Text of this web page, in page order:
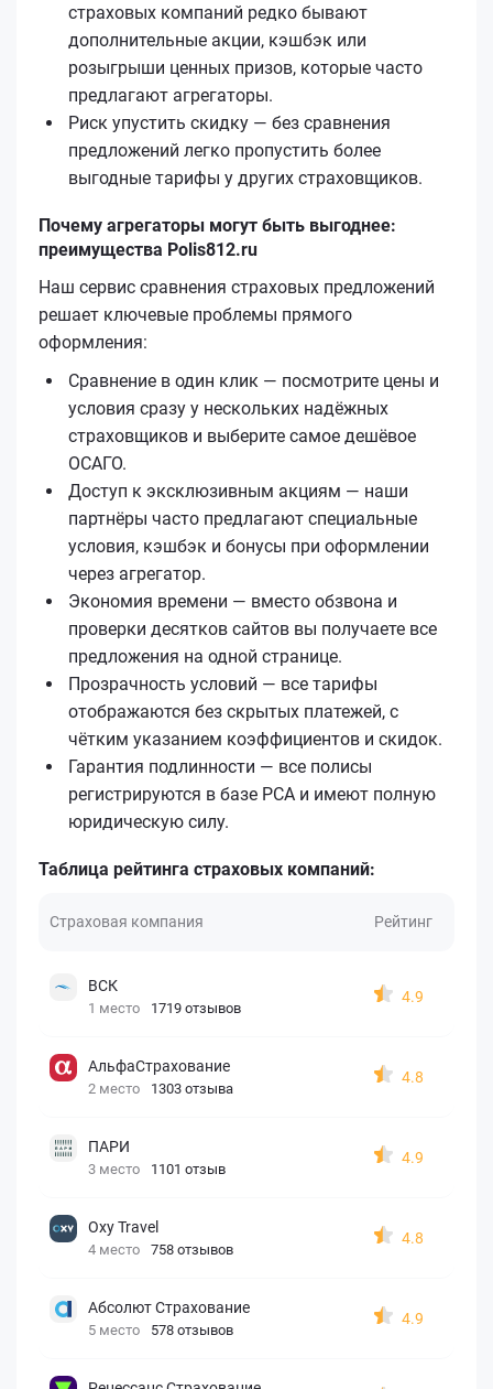
страховых компаний редко бывают
дополнительные акции, кэшбэк или
розыгрыши ценных призов, которые часто
предлагают агрегаторы.
Риск упустить скидку — без сравнения
предложений легко пропустить более
выгодные тарифы у других страховщиков.
Почему агрегаторы могут быть выгоднее:
преимущества Polis812.ru
Наш сервис сравнения страховых предложений
решает ключевые проблемы прямого
оформления:
Сравнение в один клик — посмотрите цены и
условия сразу у нескольких надёжных
страховщиков и выберите самое дешёвое
ОСАГО.
Доступ к эксклюзивным акциям — наши
партнёры часто предлагают специальные
условия, кэшбэк и бонусы при оформлении
через агрегатор.
Экономия времени — вместо обзвона и
проверки десятков сайтов вы получаете все
предложения на одной странице.
Прозрачность условий — все тарифы
отображаются без скрытых платежей, с
чётким указанием коэффициентов и скидок.
Гарантия подлинности — все полисы
регистрируются в базе РСА и имеют полную
юридическую силу.
Таблица рейтинга страховых компаний:
Страховая компания Рейтинг
ВСК
1 место 1719 отзывов
4.9
АльфаСтрахование
2 место 1303 отзыва
4.8
ПАРИ
3 место 1101 отзыв
4.9
Oxy Travel
4 место 758 отзывов
4.8
Абсолют Страхование
5 место 578 отзывов
4.9